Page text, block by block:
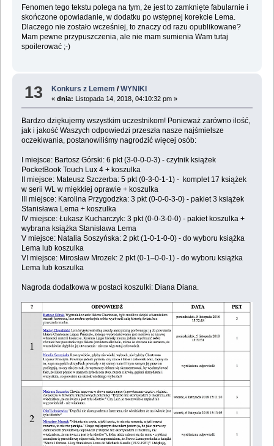
Fenomen tego tekstu polega na tym, że jest to zamknięte fabularnie i
skończone opowiadanie, w dodatku po wstępnej korekcie Lema.
Dlaczego nie zostało wcześniej, to znaczy od razu opublikowane?
Mam pewne przypuszczenia, ale nie mam sumienia Wam tutaj
spoilerować ;-)
13 Konkurs z Lemem /WYNIKI
«dnia: Listopada 14, 2018, 04:10:32 pm »
Bardzo dziękujemy wszystkim uczestnikom! Ponieważ zarówno ilość,
jak i jakość Waszych odpowiedzi przeszła nasze najśmielsze
oczekiwania, postanowiliśmy nagrodzić więcej osób:
I miejsce: Bartosz Górski: 6 pkt (3-0-0-0-3) - czytnik książek
PocketBook Touch Lux 4 + koszulka
II miejsce: Mateusz Szczerba: 5 pkt (0-3-0-1-1) - komplet 17 książek
w serii WL w miękkiej oprawie + koszulka
III miejsce: Karolina Przygodzka: 3 pkt (0-0-0-3-0) - pakiet 3 książek
Stanisława Lema + koszulka
IV miejsce: Łukasz Kucharczyk: 3 pkt (0-0-3-0-0) - pakiet koszulka +
wybrana książka Stanisława Lema
V miejsce: Natalia Soszyńska: 2 pkt (1-0-1-0-0) - do wyboru książka
Lema lub koszulka
VI miejsce: Mirosław Mrozek: 2 pkt (0-1–0-0-1) - do wyboru książka
Lema lub koszulka
Nagroda dodatkowa w postaci koszulki: Diana Diana.